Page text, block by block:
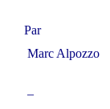
Par
Marc Alpozzo
–